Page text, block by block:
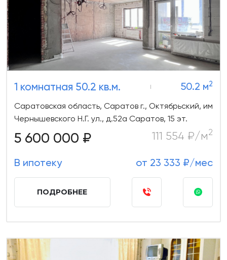
1 комнатная 50.2 кв.м. 50.2 м2
Саратовская область, Саратов г., Октябрьский, им
Чернышевского Н.Г. ул., д.52а Саратов, 15 эт.
5 600 000 ₽ 111 554 ₽/м2
В ипотеку от 23 333 ₽/мес
ПОДРОБНЕЕ